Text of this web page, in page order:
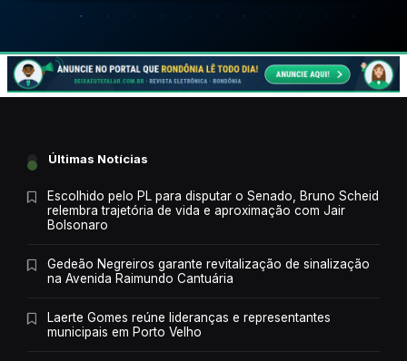
Últimas Notícias
Escolhido pelo PL para disputar o Senado, Bruno Scheid
relembra trajetória de vida e aproximação com Jair
Bolsonaro
Gedeão Negreiros garante revitalização de sinalização
na Avenida Raimundo Cantuária
Laerte Gomes reúne lideranças e representantes
municipais em Porto Velho